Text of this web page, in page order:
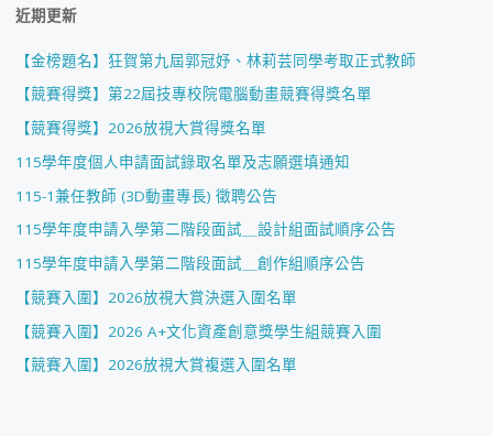
近期更新
【金榜題名】狂賀第九屆郭冠妤、林莉芸同學考取正式教師
【競賽得獎】第22屆技專校院電腦動畫競賽得獎名單
【競賽得獎】2026放視大賞得獎名單
115學年度個人申請面試錄取名單及志願選填通知
115-1兼任教師 (3D動畫專長) 徵聘公告
115學年度申請入學第二階段面試＿設計組面試順序公告
115學年度申請入學第二階段面試＿創作組順序公告
【競賽入圍】2026放視大賞決選入圍名單
【競賽入圍】2026 A+文化資產創意獎學生組競賽入圍
【競賽入圍】2026放視大賞複選入圍名單